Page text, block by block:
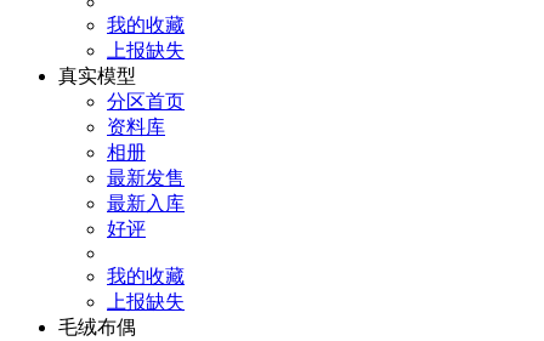
我的收藏
上报缺失
真实模型
分区首页
资料库
相册
最新发售
最新入库
好评
我的收藏
上报缺失
毛绒布偶